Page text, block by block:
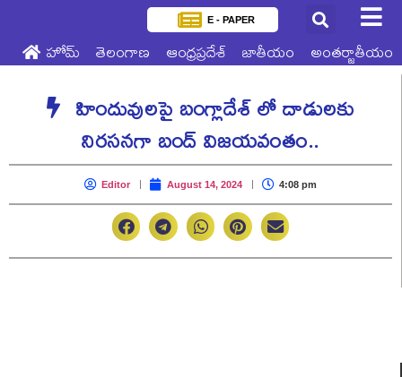
E - PAPER
హోమ్ తెలంగాణ ఆంధ్రప్రదేశ్ జాతీయం అంతర్జాతీయం
హిందువులపై బంగ్లాదేశ్ లో దాడులకు
నిరసనగా బంద్ విజయవంతం..
Editor August 14, 2024 4:08 pm